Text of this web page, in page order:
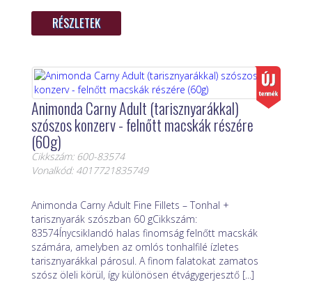
RÉSZLETEK
Animonda Carny Adult (tarisznyarákkal)
szószos konzerv - felnőtt macskák részére
(60g)
Cikkszám: 600-83574
Vonalkód: 4017721835749
Animonda Carny Adult Fine Fillets – Tonhal +
tarisznyarák szószban 60 gCikkszám:
83574Ínycsiklandó halas finomság felnőtt macskák
számára, amelyben az omlós tonhalfilé ízletes
tarisznyarákkal párosul. A finom falatokat zamatos
szósz öleli körül, így különösen étvágygerjesztő [...]